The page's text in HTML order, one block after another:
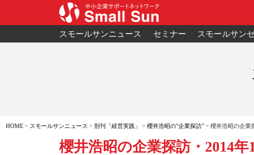
スモールサンニュース セミナー スモールサン
HOME スモールサンニュース 別刊「経営実践」 櫻井浩昭の“企業探訪” 櫻井浩昭の企業
櫻井浩昭の企業探訪・2014年